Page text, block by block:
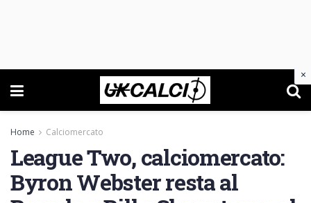
Home Calciomercato
League Two, calciomercato:
Byron Webster resta al
×